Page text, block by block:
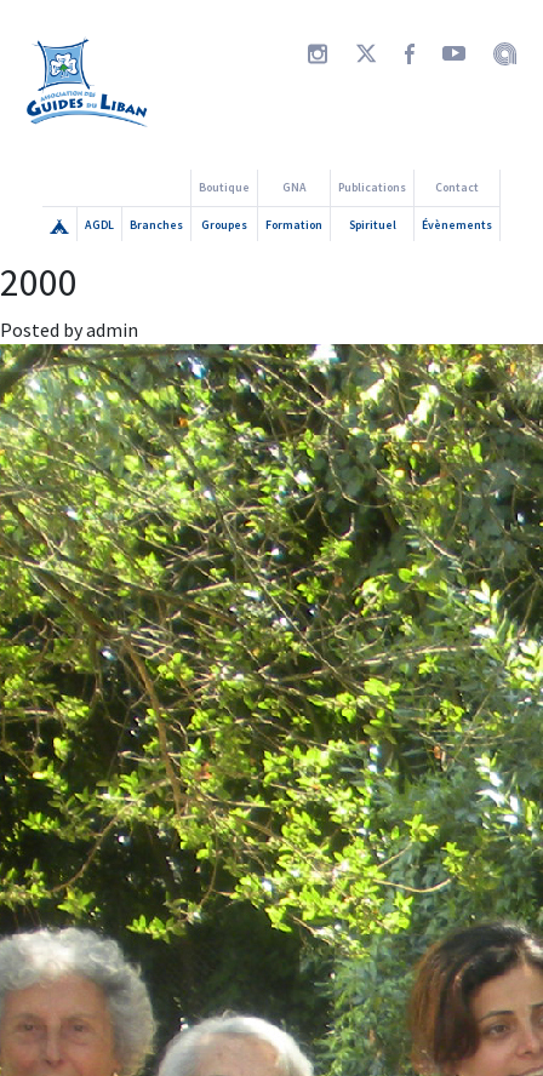
AGDL Branches
Boutique
Groupes
GNA
Formation
Publications
Spirituel
Contact
Évènements
2000
Posted by admin